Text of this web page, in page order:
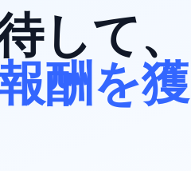
して、
酬を獲